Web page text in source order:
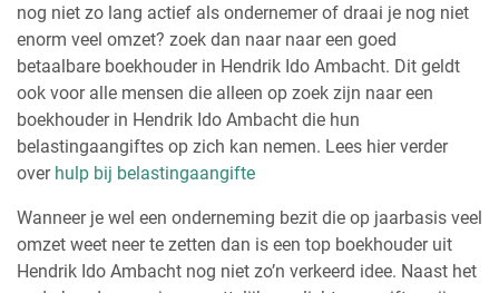
nog niet zo lang actief als ondernemer of draai je nog niet
enorm veel omzet? zoek dan naar naar een goed
betaalbare boekhouder in Hendrik Ido Ambacht. Dit geldt
ook voor alle mensen die alleen op zoek zijn naar een
boekhouder in Hendrik Ido Ambacht die hun
belastingaangiftes op zich kan nemen. Lees hier verder
over hulp bij belastingaangifte
Wanneer je wel een onderneming bezit die op jaarbasis veel
omzet weet neer te zetten dan is een top boekhouder uit
Hendrik Ido Ambacht nog niet zo’n verkeerd idee. Naast het